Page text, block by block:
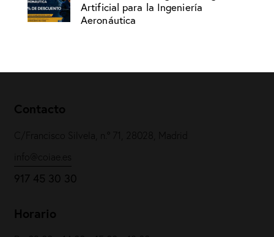
Artificial para la Ingeniería
Aeronáutica
Contacto
C/Francisco Silvela, n.º 71, 28028, Madrid
917 45 30 30
Horario